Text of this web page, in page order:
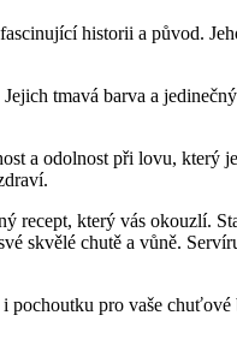
historii a původ.
tmavá barva a
a odolnost při lovu, který
recept, který vás okouzlí.
skvělé chutě a vůně.
pro vaše